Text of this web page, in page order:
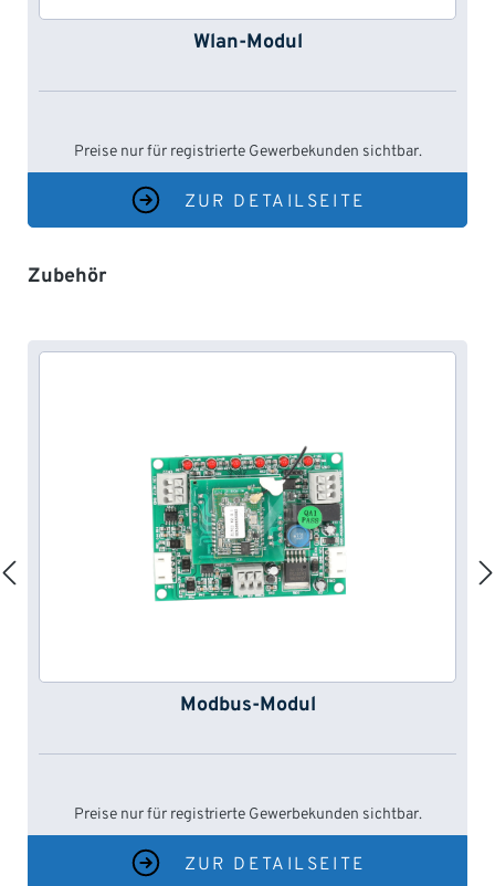
Wlan-Modul
Preise nur für registrierte Gewerbekunden sichtbar.
ZUR DETAILSEITE
Produktgalerie überspringen
Zubehör
Modbus-Modul
Preise nur für registrierte Gewerbekunden sichtbar.
ZUR DETAILSEITE